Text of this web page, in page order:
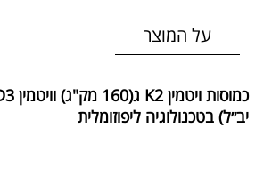
על המוצר
יב״ל) בטכנולוגיה ליפוזומלית